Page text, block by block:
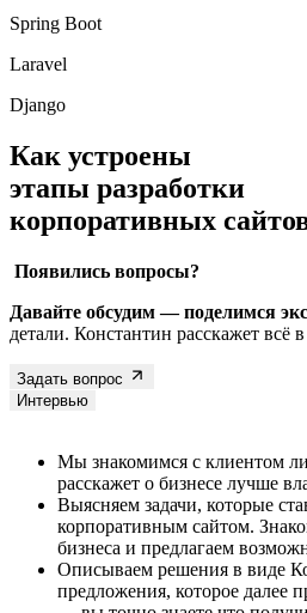
Laravel
Django
Как устроены
этапы разработки
корпоративных сайтов
Появились вопросы?
Давайте обсудим — поделимся
детали. Константин расскажет всё в
Задать вопрос
расскажет о бизнесе лучше
Выясняем задачи, которые
корпоративным сайтом.
бизнеса и предлагаем
Описываем решения в виде
предложения, которое далее
— вы точно знаете что
проекта